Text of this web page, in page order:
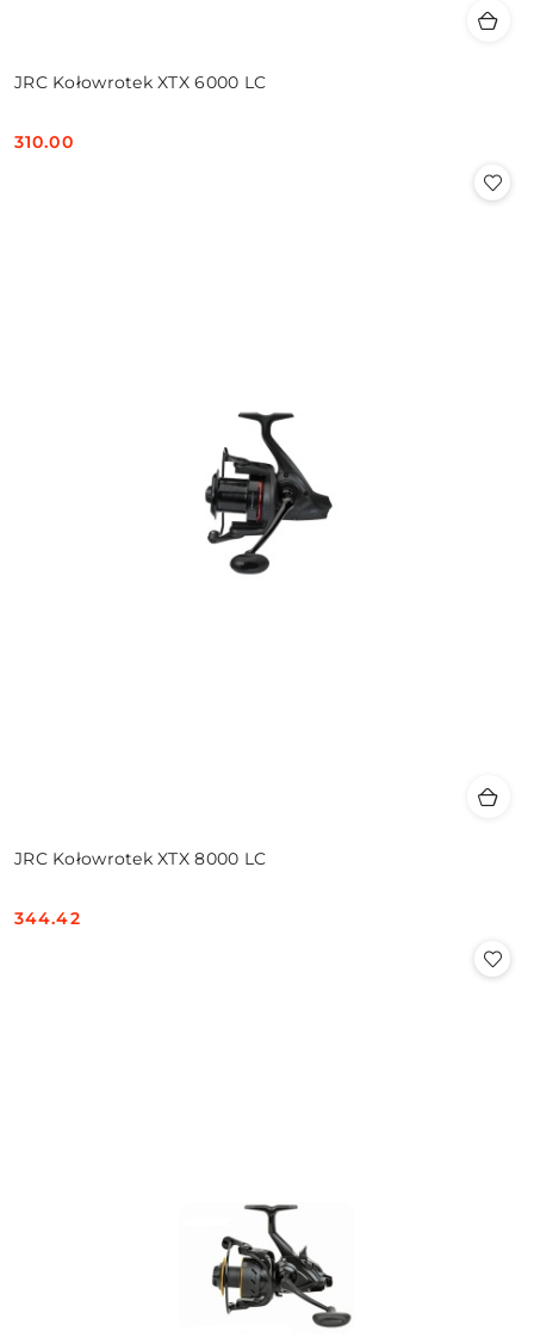
JRC Kołowrotek XTX 6000 LC
Cena:
310.00
JRC Kołowrotek XTX 8000 LC
Cena:
344.42